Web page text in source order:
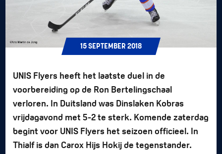
15 SEPTEMBER 2018
UNIS Flyers heeft het laatste duel in de
voorbereiding op de Ron Bertelingschaal
verloren. In Duitsland was Dinslaken Kobras
vrijdagavond met 5-2 te sterk. Komende zaterdag
begint voor UNIS Flyers het seizoen officieel. In
Thialf is dan Carox Hijs Hokij de tegenstander.